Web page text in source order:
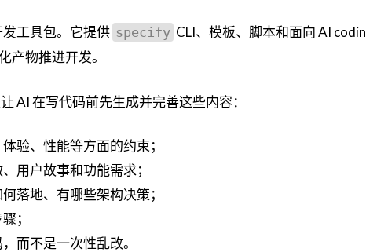
工具包。它提供 specify CLI、模板、脚本和面向 AI
产物推进开发。
AI 在写代码前先生成并完善这些内容：
验、性能等方面的约束；
用户故事和功能需求；
落地、有哪些架构决策；
；
而不是一次性乱改。